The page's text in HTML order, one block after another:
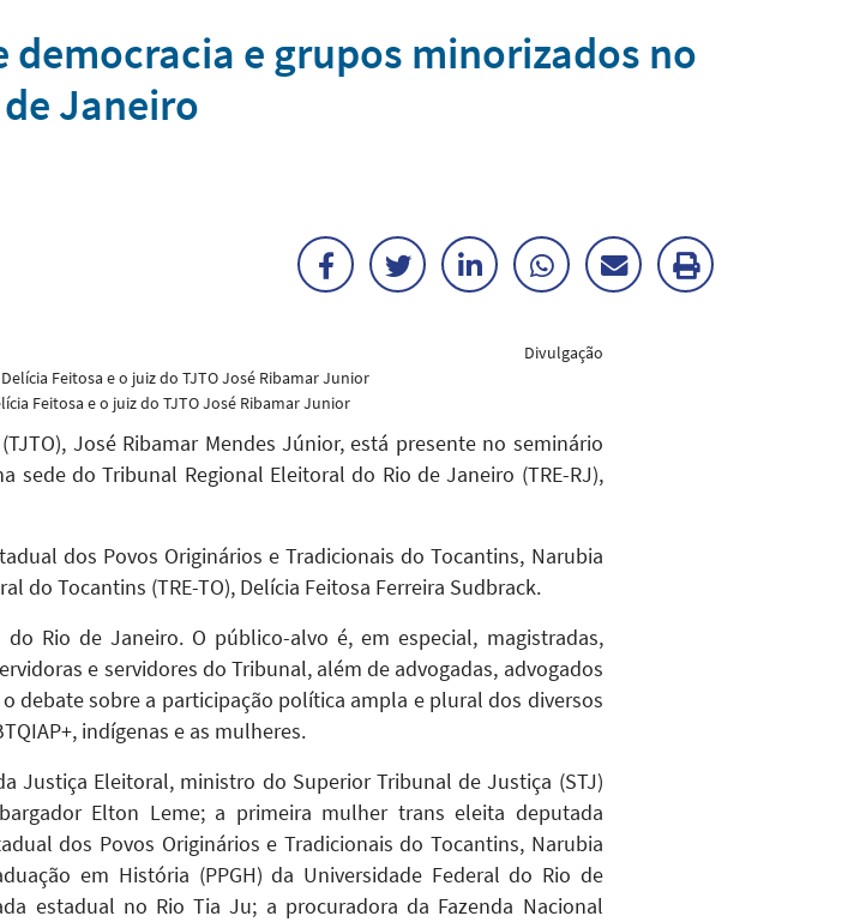
e grupos minorizados no
Janeiro
FacebookTwitterLinkedInWhatsAppEnviarImprimir
Divulgação
Feitosa e o juiz do TJTO José Ribamar Junior
José Ribamar Mendes Júnior, está presente no seminário
sede do Tribunal Regional Eleitoral do Rio de Janeiro (TRE-RJ),
dos Povos Originários e Tradicionais do Tocantins, Narubia
do Tocantins (TRE-TO), Delícia Feitosa Ferreira Sudbrack.
Rio de Janeiro. O público-alvo é, em especial, magistradas,
e servidores do Tribunal, além de advogadas, advogados
debate sobre a participação política ampla e plural dos diversos
indígenas e as mulheres.
Justiça Eleitoral, ministro do Superior Tribunal de Justiça (STJ)
Elton Leme; a primeira mulher trans eleita deputada
dos Povos Originários e Tradicionais do Tocantins, Narubia
em História (PPGH) da Universidade Federal do Rio de
estadual no Rio Tia Ju; a procuradora da Fazenda Nacional